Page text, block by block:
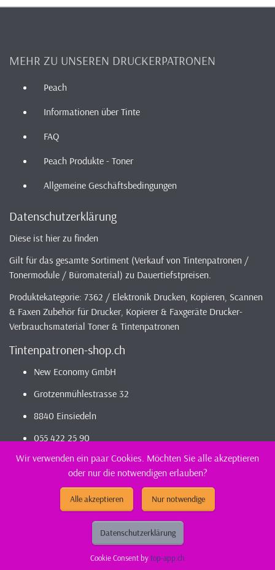
MEHR ZU UNSEREN DRUCKERPATRONEN
Peach
Informationen über Tinte
FAQ
Peach Produkte - Toner
Allgemeine Geschäftsbedingungen
Datenschutzerklärung
Diese ist hier zu finden
Gilt für das gesamte Sortiment (Verkauf von Tintenpatronen /
Tonermodule / Büromaterial) zu Dauertiefstpreisen.
Produktekategorie: 7362 / Elektronik Drucken, Kopieren, Scannen
& Faxen Zubehör für Drucker, Kopierer & Faxgeräte Drucker-
Verbrauchsmaterial Toner & Tintenpatronen
Tintenpatronen-shop.ch
New Economy GmbH
Grotzenmühlestrasse 32
8840 Einsiedeln
055 422 25 90
2026 - Infos / IndexTintenpatronen-ShopSortiment - günstig und
kompatibel bestellen / kaufen || günstig Tintenpatronen
(kompatibel) kaufen
Wir verwenden ein paar Cookies. Möchten Sie alle akzeptieren
oder nur die notwendigen erlauben?
Alle akzeptieren Nur notwendige
Datenschutzerklärung
Cookie Consent bytop-app.ch